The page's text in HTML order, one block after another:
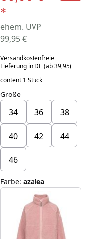
*
ehem. UVP
99,95 €
Versandkostenfreie
Lieferung in DE (ab 39,95)
content 1 Stück
Größe
34 36 38
40 42 44
46
Farbe: azalea